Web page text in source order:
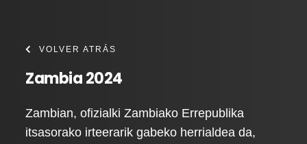
VOLVER ATRÁS
Zambia 2024
Zambian, ofizialki Zambiako Errepublika
itsasorako irteerarik gabeko herrialdea da,